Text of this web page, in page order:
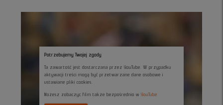
Potrzebujemy Twojej zgody
Ta zawartość jest dostarczana przez YouTube. W przypadku
aktywacji treści mogą być przetwarzane dane osobowe i
ustawiane pliki cookies.
Możesz zobaczyc film także bezpośrednio w YouTube